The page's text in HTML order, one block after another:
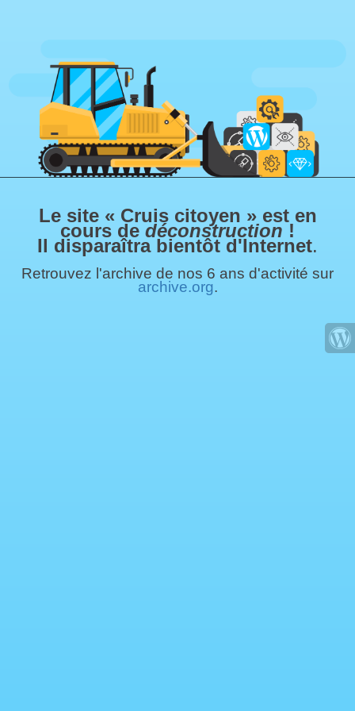
Le site « Cruis citoyen » est en
cours de déconstruction !
Il disparaîtra bientôt d'Internet.
Retrouvez l'archive de nos 6 ans d'activité sur
archive.org.